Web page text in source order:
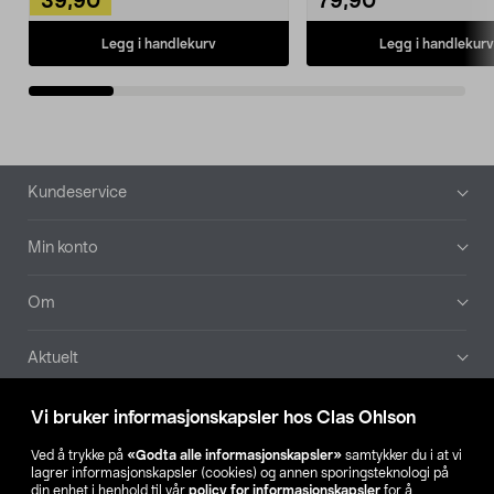
Vi bruker informasjonskapsler hos Clas Ohlson
Ved å trykke på «Godta alle informasjonskapsler» samtykker du i at vi
lagrer informasjonskapsler (cookies) og annen sporingsteknologi på
din enhet i henhold til vår policy for informasjonskapsler for å
Legg i handlekurv Legg i handlekurv
Bunntekst
Kundeservice
Min konto
Om
Aktuelt
Våre selskaper
Finn din butikk